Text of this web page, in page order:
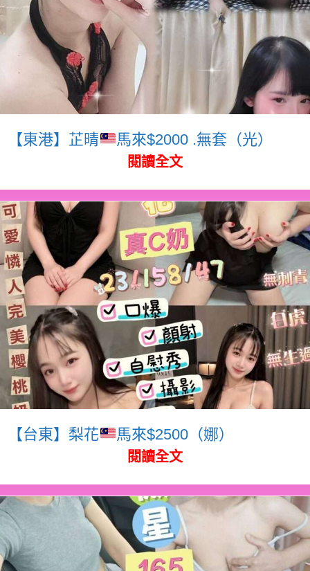
【東港】芷晴 馬來$2000 .無套（光）
閱讀全文
【台東】梨花 馬來$2500（娜）
閱讀全文